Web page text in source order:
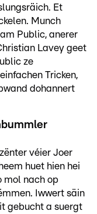
Et
Munch
Public, anerer
Lavey geet
ze
Tricken,
dohannert
véier Joer
huet hien hei
mol nach op
Iwwert säin
gebucht a suergt